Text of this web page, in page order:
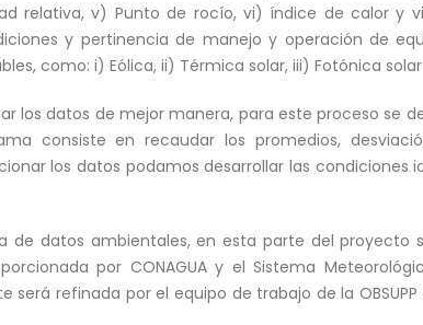
relativa, v) Punto de rocío, vi) índice de calor y
y pertinencia de manejo y operación de
como: i) Eólica, ii) Térmica solar, iii) Fotónica
los datos de mejor manera, para este proceso se
consiste en recaudar los promedios,
los datos podamos desarrollar las condiciones
datos ambientales, en esta parte del proyecto
por CONAGUA y el Sistema
refinada por el equipo de trabajo de la